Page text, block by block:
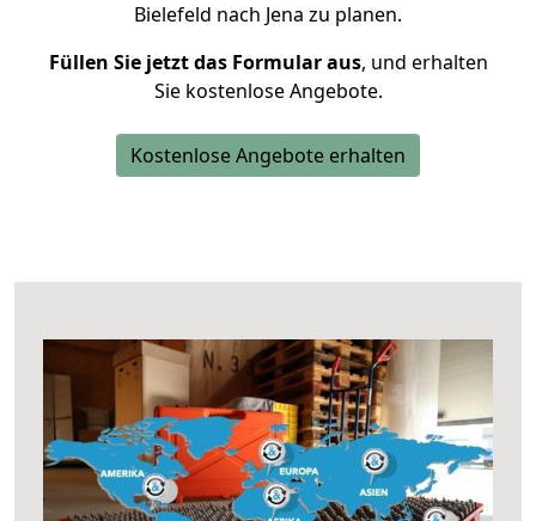
Bielefeld nach Jena zu planen.
Füllen Sie jetzt das Formular aus, und erhalten
Sie kostenlose Angebote.
Kostenlose Angebote erhalten